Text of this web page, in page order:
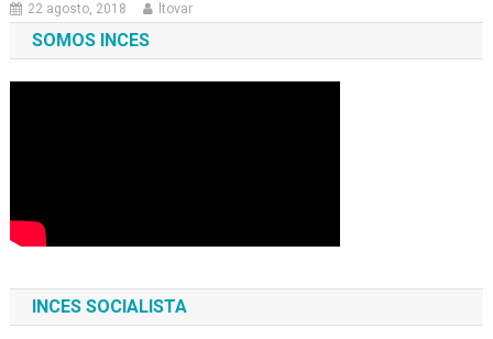
22 agosto, 2018 ltovar
SOMOS INCES
INCES SOCIALISTA